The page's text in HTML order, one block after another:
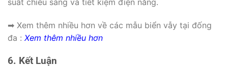
suất chiếu sáng và tiết kiệm điện năng.
➡ Xem thêm nhiều hơn về các mẫu biển vẫy tại đống
đa : Xem thêm nhiều hơn
6. Kết Luận